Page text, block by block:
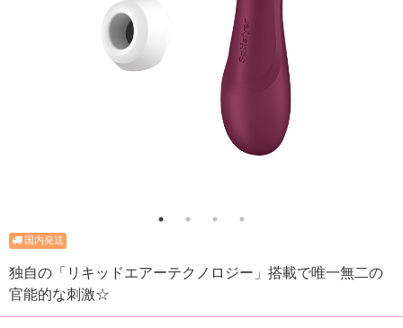
独自の「リキッドエアーテクノロジー」搭載で唯一無二の
官能的な刺激☆